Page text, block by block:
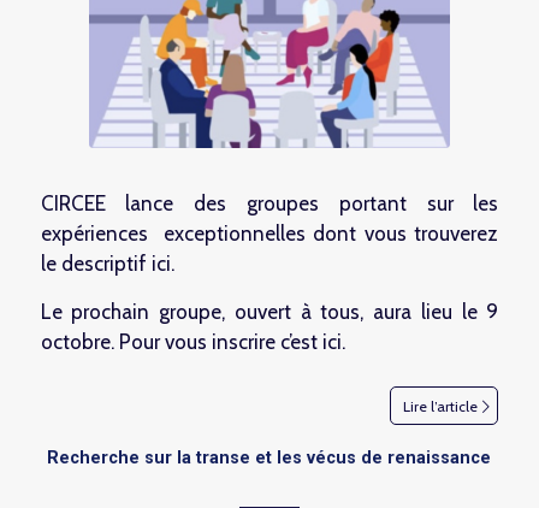
CIRCEE lance des groupes portant sur les
expériences exceptionnelles dont vous trouverez
le descriptif ici.
Le prochain groupe, ouvert à tous, aura lieu le 9
octobre. Pour vous inscrire c’est ici.
Lire l’article
Recherche sur la transe et les vécus de renaissance